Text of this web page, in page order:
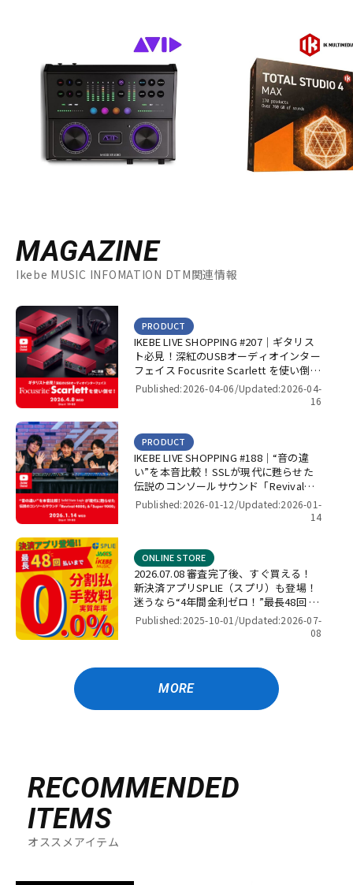
MAGAZINE
Ikebe MUSIC INFOMATION DTM関連情報
IKEBE LIVE SHOPPING #207｜ギタリス
ト必見！深紅のUSBオーディオインター
フェイス Focusrite Scarlett を使い倒
せ！【presented by パワーレック】
PRODUCT
Published:2026-04-06/Updated:2026-04-
16
IKEBE LIVE SHOPPING #188｜“音の違
い”を本音比較！SSLが現代に甦らせた
伝説のコンソールサウンド「Revival
4000」＆「Super 9000」【presented
PRODUCT
Published:2026-01-12/Updated:2026-01-
14
2026.07.08 審査完了後、すぐ買える！
新決済アプリSPLIE（スプリ）も登場！
迷うなら“4年間金利ゼロ！”最長48回 無
金利キャンペーン
ONLINE STORE
Published:2025-10-01/Updated:2026-07-
08
MORE
RECOMMENDED
ITEMS
オススメアイテム